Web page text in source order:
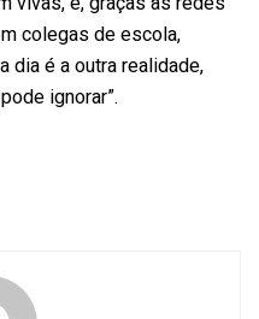
colegas de escola,
dia é a outra realidade,
ignorar”.